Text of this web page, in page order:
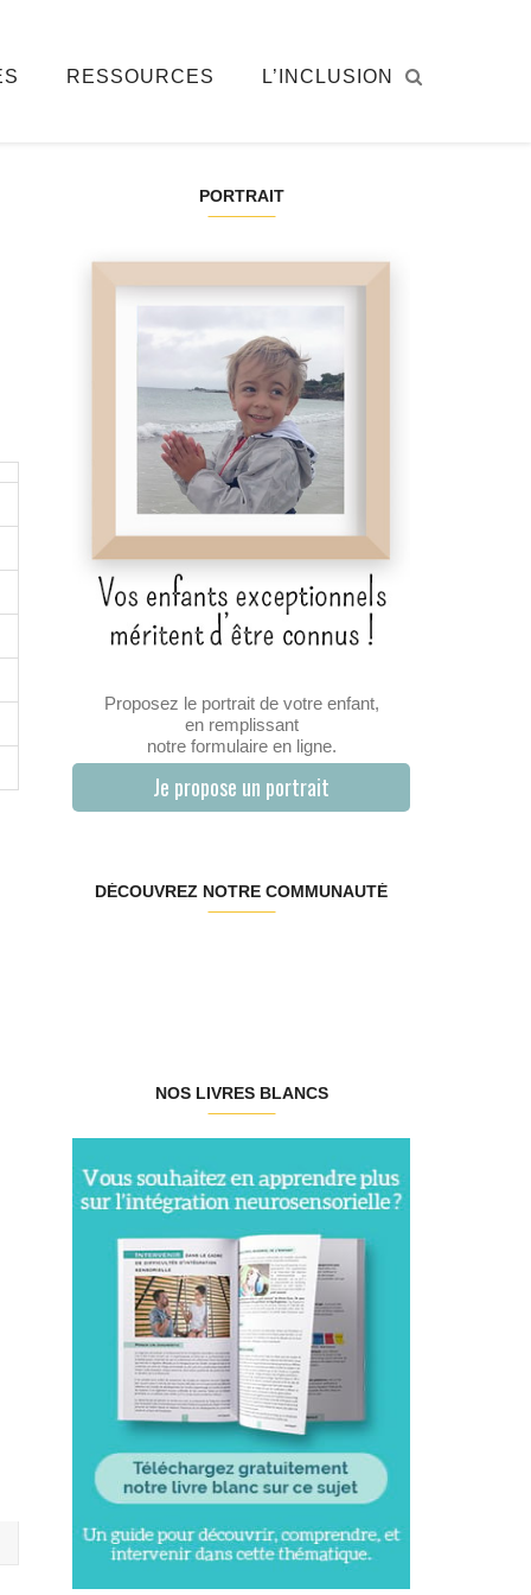
RESSOURCES L’INCLUSION
PORTRAIT
Proposez le portrait de votre enfant,
en remplissant
notre formulaire en ligne.
Je propose un portrait
DÉCOUVREZ NOTRE COMMUNAUTÉ
NOS LIVRES BLANCS